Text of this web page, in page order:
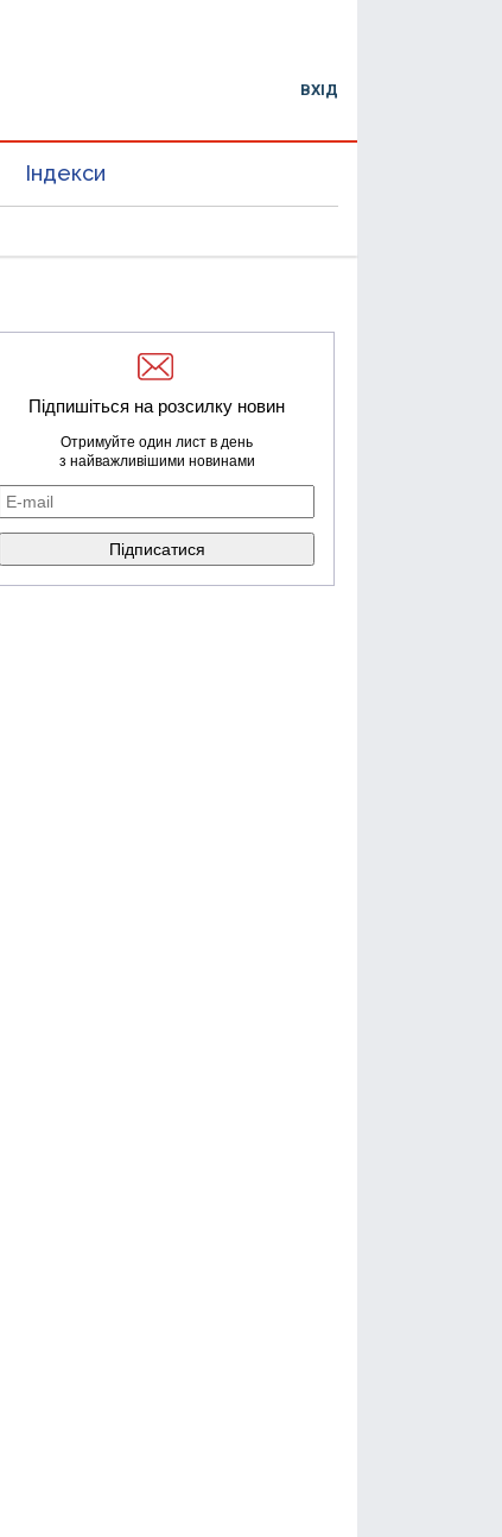
ВХІД
Індекси
Підпишіться на розсилку новин
Отримуйте один лист в день
з найважливішими новинами